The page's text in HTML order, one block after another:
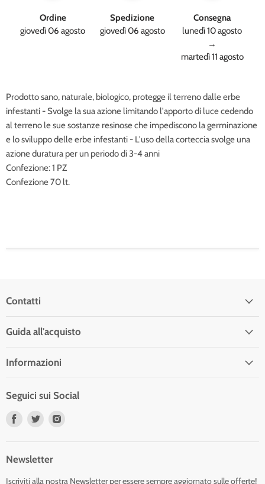
Ordine
giovedì 06 agosto
Spedizione
giovedì 06 agosto
Consegna
lunedì 10 agosto
→
martedì 11 agosto
Prodotto sano, naturale, biologico, protegge il terreno dalle erbe
infestanti - Svolge la sua azione limitando l'apporto di luce cedendo
al terreno le sue sostanze resinose che impediscono la germinazione
e lo sviluppo delle erbe infestanti - L'uso della corteccia svolge una
azione duratura per un periodo di 3-4 anni
Confezione: 1 PZ
Confezione 70 lt.
Contatti
Guida all'acquisto
Informazioni
Seguici sui Social
Trovaci
Trovaci
Newsletter
Iscriviti alla nostra Newsletter per essere sempre aggiornato sulle offerte!